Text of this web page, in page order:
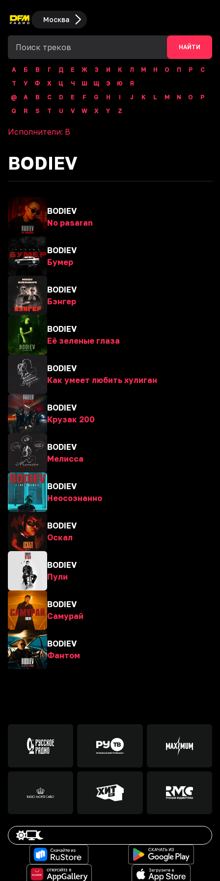
Москва
НАЙТИ
А Б В Г Д Е Ж З И К Л М Н О П Р
С
Т
У Ф Х Ц Ч Ш Щ Э Ю
Я
@
A B C D E F G H I J K L M N O
P
Q
R S T U V W X Y Z
Исполнители: B
BODIEV
BODIEV
No pasaran
BODIEV
Бумер
BODIEV
Бэнгер
BODIEV
Её зеленые глаза
BODIEV
Как умеет любить хулиган
BODIEV
Крузак 200
BODIEV
Мелисса
BODIEV
Неосознанно
BODIEV
Оскал
BODIEV
Пули
BODIEV
Самурай
BODIEV
Фантом